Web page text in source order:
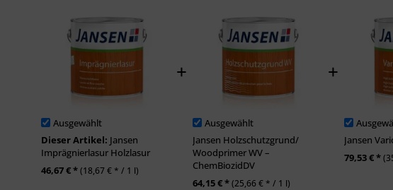
Ausgewählt
Dieser Artikel: Jansen
Imprägnierlasur Holzlasur
46,67 € *(18,67 € * / 1 l)
Ausgewählt
Jansen Holzschutzgrund/
Woodprimer WV –
ChemBiozidDV
64,15 € *(25,66 € * / 1 l)
Jansen
79,53 € *